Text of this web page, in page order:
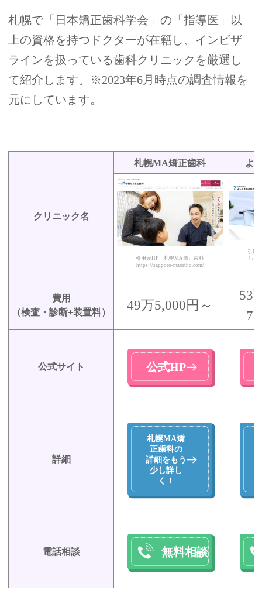
札幌で「日本矯正歯科学会」の「指導医」以
上の資格を持つドクターが在籍し、インビザ
ラインを扱っている歯科クリニックを厳選し
て紹介します。※2023年6月時点の調査情報を
元にしています。
クリニック名
札幌MA矯正歯科 よ
引用元HP：札幌MA矯正歯科
https://sapporo-maortho.com/
引用
費用
（検査・診断+装置料）
49万5,000円～
53
公式サイト 公式HP
詳細
札幌MA矯
正歯科の
詳細をもう
少し詳し
く！
電話相談 無料相談